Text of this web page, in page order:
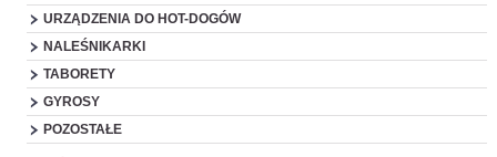
URZĄDZENIA DO HOT-DOGÓW
NALEŚNIKARKI
TABORETY
GYROSY
POZOSTAŁE